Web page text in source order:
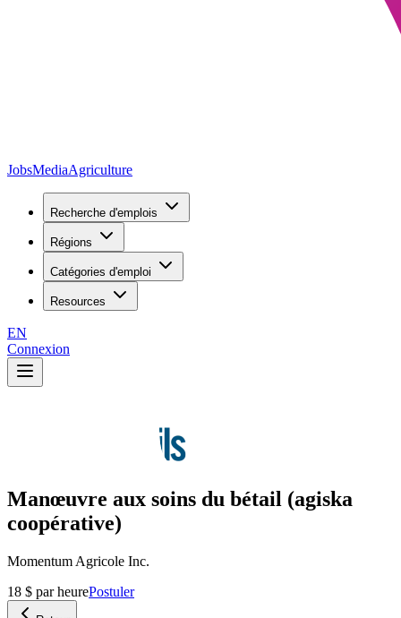
JobsMediaAgriculture
Recherche d'emplois
Régions
Catégories d'emploi
Resources
EN
Connexion
Manœuvre aux soins du bétail (agiska
coopérative)
Momentum Agricole Inc.
18 $ par heurePostuler